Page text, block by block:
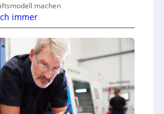
machen
immer